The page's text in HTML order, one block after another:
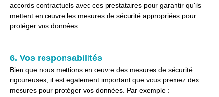
accords contractuels avec ces prestataires pour garantir qu'ils
mettent en œuvre les mesures de sécurité appropriées pour
protéger vos données.
6. Vos responsabilités
Bien que nous mettions en œuvre des mesures de sécurité
rigoureuses, il est également important que vous preniez des
mesures pour protéger vos données. Par exemple :